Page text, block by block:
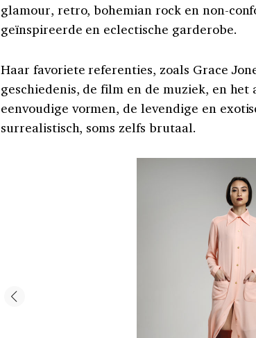
glamour, retro, bohemian rock en non-
geïnspireerde en eclectische garderobe.
Haar favoriete referenties, zoals Grace
geschiedenis, de film en de muziek, en
eenvoudige vormen, de levendige en
surrealistisch, soms zelfs brutaal.